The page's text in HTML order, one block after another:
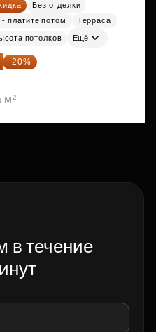
Без отделки
платите потом
Терраса
потолков Ещё
-20%
м²
в течение